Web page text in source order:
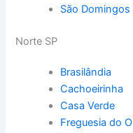
São Domingos
Norte SP
Brasilândia
Cachoeirinha
Casa Verde
Freguesia do O